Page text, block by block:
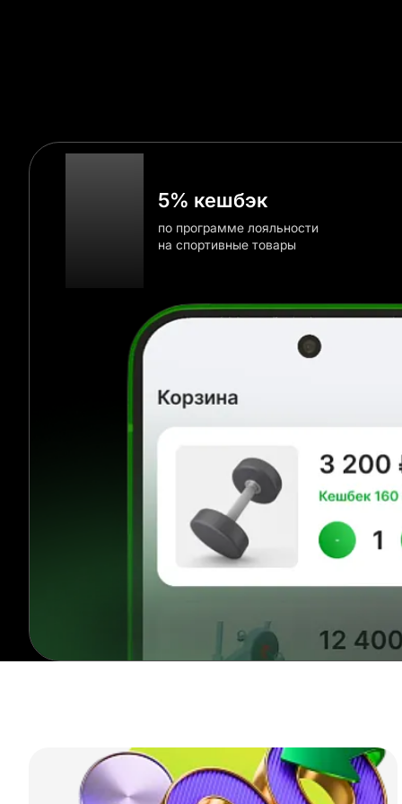
5% кешбэк
по программе лояльности
на спортивные товары